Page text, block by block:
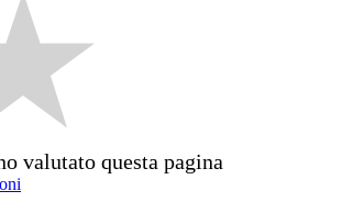
valutato questa pagina